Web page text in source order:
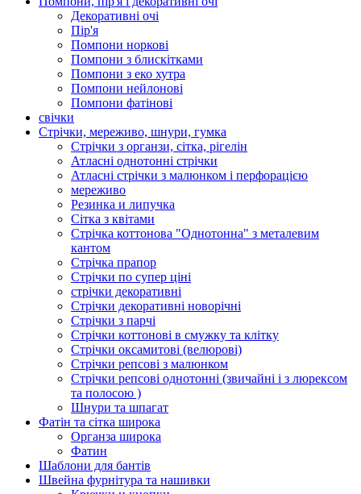
Декоративні очі
Пір'я
Помпони норкові
Помпони з блискітками
Помпони з еко хутра
Помпони нейлонові
Помпони фатінові
свічки
Стрічки, мереживо, шнури, гумка
Стрічки з органзи, сітка, рігелін
Атласні однотонні стрічки
Атласні стрічки з малюнком і перфорацією
мереживо
Резинка и липучка
Сітка з квітами
Стрічка коттонова "Однотонна" з металевим
кантом
Стрічка прапор
Стрічки по супер ціні
стрічки декоративні
Стрічки декоративні новорічні
Стрічки з парчі
Стрічки коттонові в смужку та клітку
Стрічки оксамитові (велюрові)
Стрічки репсові з малюнком
Стрічки репсові однотонні (звичайні і з люрексом
та полосою )
Шнури та шпагат
Фатін та сітка широка
Органза широка
Фатин
Шаблони для бантів
Швейна фурнітура та нашивки